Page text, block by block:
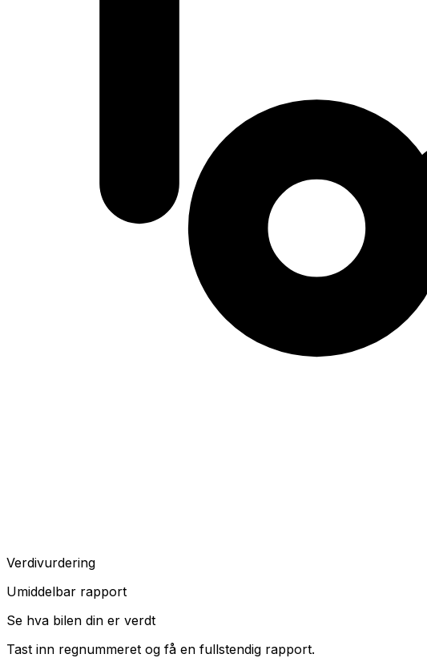
Verdivurdering
Umiddelbar rapport
Se hva bilen din er verdt
Tast inn regnummeret og få en fullstendig rapport.